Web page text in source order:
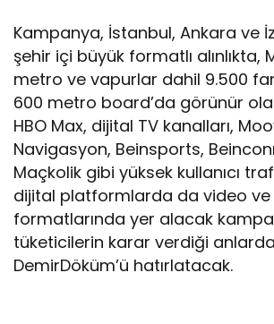
Kampanya, İstanbul, Ankara ve
şehir içi büyük formatlı alınlıkta,
metro ve vapurlar dahil 9.500
600 metro board’da görünür
HBO Max, dijital TV kanalları,
Navigasyon, Beinsports,
Maçkolik gibi yüksek kullanıcı
dijital platformlarda da video ve
formatlarında yer alacak
tüketicilerin karar verdiği anlarda
DemirDöküm’ü hatırlatacak.